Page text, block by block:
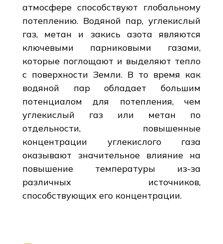
атмосфере способствуют глобальному
потеплению. Водяной пар, углекислый
газ, метан и закись азота являются
ключевыми парниковыми газами,
которые поглощают и выделяют тепло
с поверхности Земли. В то время как
водяной пар обладает большим
потенциалом для потепления, чем
углекислый газ или метан по
отдельности, повышенные
концентрации углекислого газа
оказывают значительное влияние на
повышение температуры из-за
различных источников,
способствующих его концентрации.